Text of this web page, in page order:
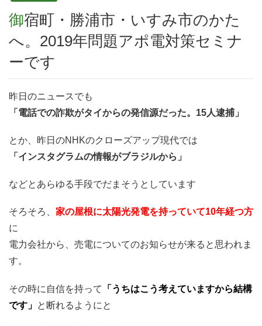
御宿町・勝浦市・いすみ市のかた
へ。2019年問題アポ電対策セミナ
ーです
昨日のニュースでも
「電話での詐欺がタイからの発信源だった。15人逮捕」
とか、昨日のNHKのクローズアップ現代では
「インスタグラムの情報がブラジルから」
などとあらゆる手段でだまそうとしています
そろそろ、 家の屋根に太陽光発電を持っていて10年経つ方
に
電力会社から、売電についてのお知らせが来ると思われま
す。
その時に自信を持って
「うちはこう考えていますから結構
です」 と断れるようにと